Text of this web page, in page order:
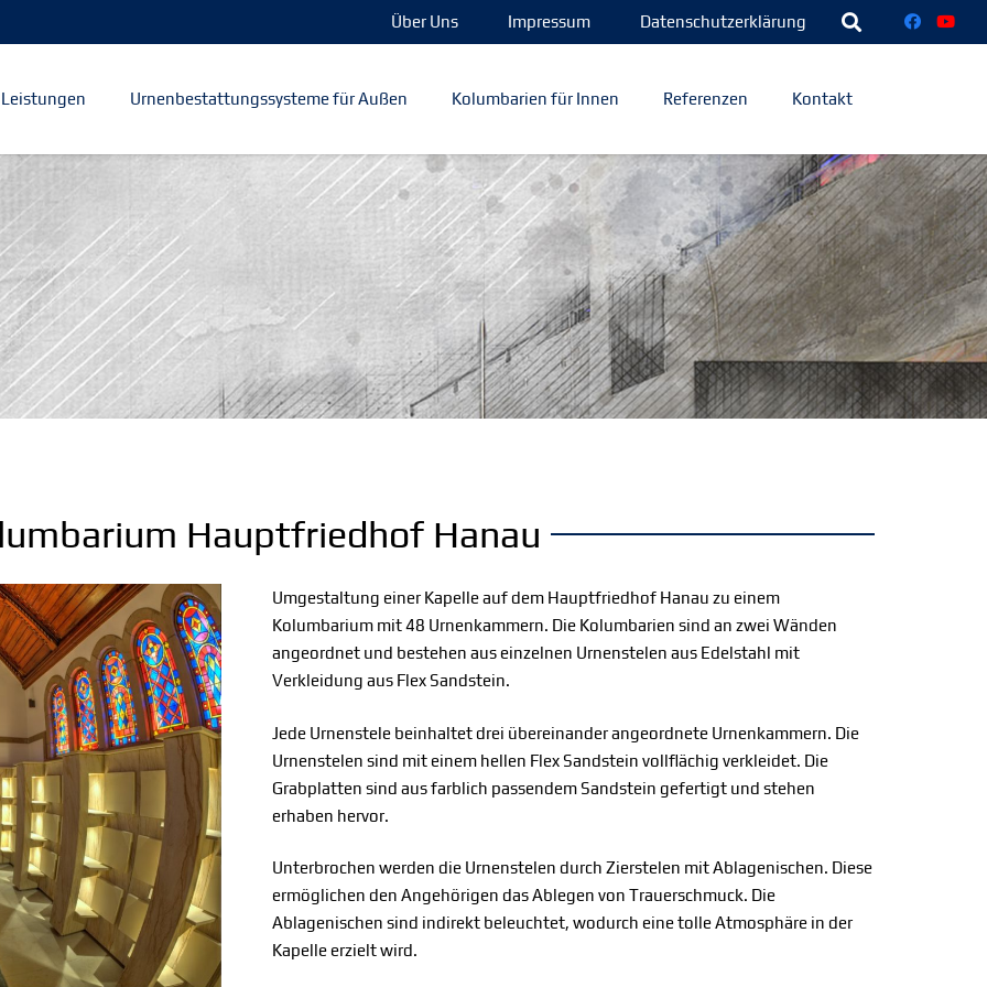
Über Uns Impressum Datenschutzerklärung
Leistungen Urnenbestattungssysteme für Außen Kolumbarien für Innen Referenzen Kontakt
Hauptfriedhof Hanau
Umgestaltung einer Kapelle auf dem Hauptfriedhof Hanau zu einem
Kolumbarium mit 48 Urnenkammern. Die Kolumbarien sind an zwei Wänden
angeordnet und bestehen aus einzelnen Urnenstelen aus Edelstahl mit
Verkleidung aus Flex Sandstein.
Jede Urnenstele beinhaltet drei übereinander angeordnete Urnenkammern. Die
Urnenstelen sind mit einem hellen Flex Sandstein vollflächig verkleidet. Die
Grabplatten sind aus farblich passendem Sandstein gefertigt und stehen
erhaben hervor.
Unterbrochen werden die Urnenstelen durch Zierstelen mit Ablagenischen. Diese
ermöglichen den Angehörigen das Ablegen von Trauerschmuck. Die
Ablagenischen sind indirekt beleuchtet, wodurch eine tolle Atmosphäre in der
Kapelle erzielt wird.